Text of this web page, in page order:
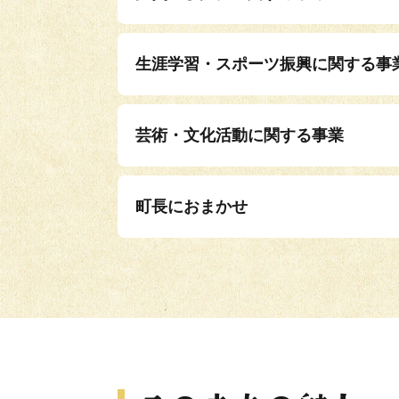
生涯学習・スポーツ振興に関する事
芸術・文化活動に関する事業
町長におまかせ